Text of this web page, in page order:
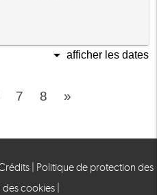
arrow_drop_down afficher les dates
7 8 »
Politique de protection des
des cookies